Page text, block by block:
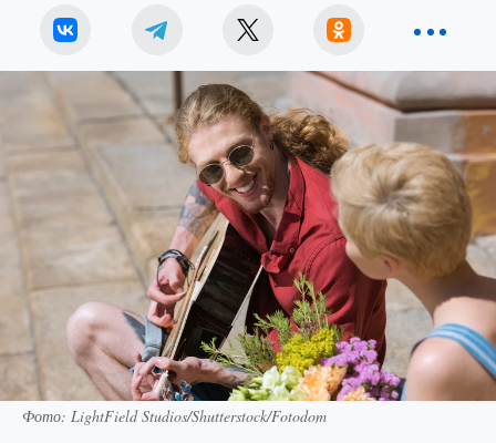
Фото: LightField Studios/Shutterstock/Fotodom